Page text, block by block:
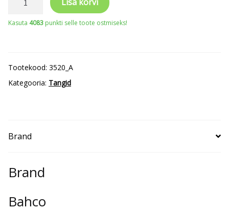
Kasuta 4083 punkti selle toote ostmiseks!
Tootekood: 3520_A
Kategooria: Tangid
Brand
Brand
Bahco